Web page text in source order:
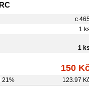
c
1
1 ks
150
21% 123.97